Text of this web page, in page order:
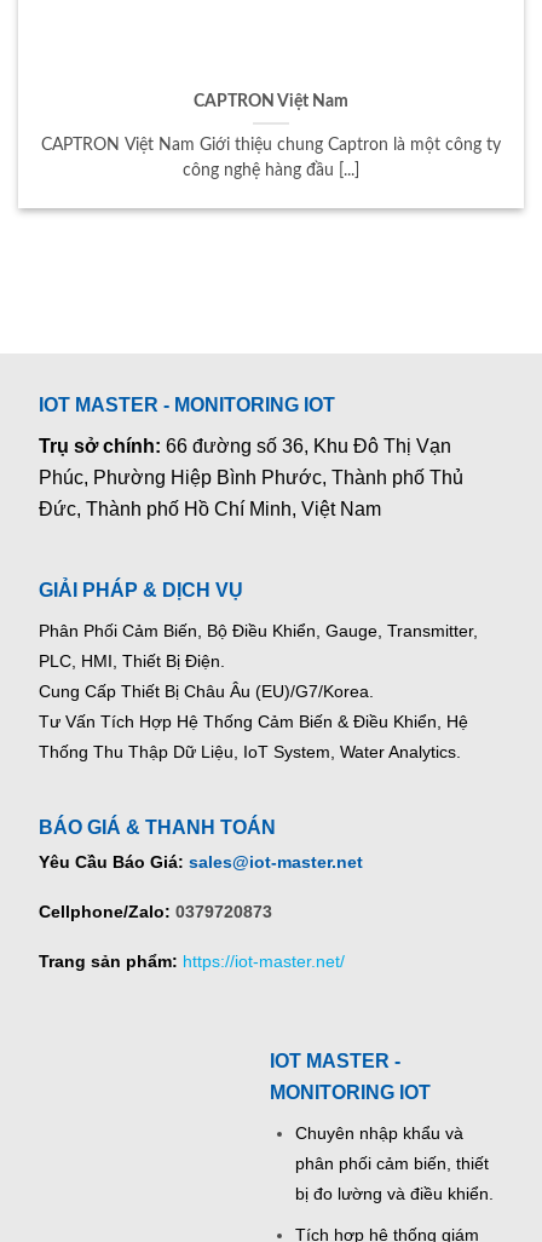
CAPTRON Việt Nam
CAPTRON Việt Nam Giới thiệu chung Captron là một công ty
công nghệ hàng đầu [...]
IOT MASTER - MONITORING IOT
Trụ sở chính:66 đường số 36, Khu Đô Thị Vạn
Phúc, Phường Hiệp Bình Phước, Thành phố Thủ
Đức, Thành phố Hồ Chí Minh, Việt Nam
GIẢI PHÁP & DỊCH VỤ
Phân Phối Cảm Biến, Bộ Điều Khiển, Gauge, Transmitter,
PLC, HMI, Thiết Bị Điện.
Cung Cấp Thiết Bị Châu Âu (EU)/G7/Korea.
Tư Vấn Tích Hợp Hệ Thống Cảm Biến & Điều Khiển, Hệ
Thống Thu Thập Dữ Liệu, IoT System, Water Analytics.
BÁO GIÁ & THANH TOÁN
Yêu Cầu Báo Giá: sales@iot-master.net
Cellphone/Zalo: 0379720873
Trang sản phẩm: https://iot-master.net/
IOT MASTER -
MONITORING IOT
Chuyên nhập khẩu và
phân phối cảm biến, thiết
bị đo lường và điều khiển.
Tích hợp hệ thống giám